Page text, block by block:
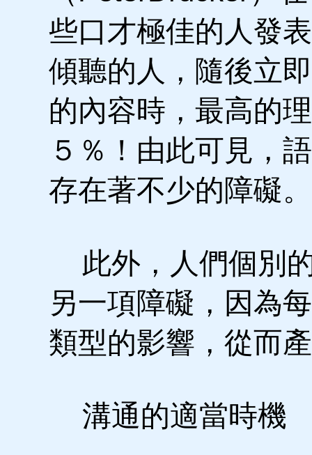
些口才極佳的人發
傾聽的人，隨後立
的內容時，最高的
５％！由此可見，
存在著不少的障礙。
此外，人們個別
另一項障礙，因為
類型的影響，從而
溝通的適當時機